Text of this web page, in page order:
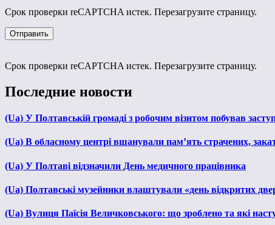
Срок проверки reCAPTCHA истек. Перезагрузите страницу.
Срок проверки reCAPTCHA истек. Перезагрузите страницу.
Последние новости
(Ua) У Полтавській громаді з робочим візитом побував
(Ua) В обласному центрі вшанували пам’ять страчених,
(Ua) У Полтаві відзначили День медичного працівника
(Ua) Полтавські музейники влаштували «день відкритих
(Ua) Вулиця Паїсія Величковського: що зроблено та які